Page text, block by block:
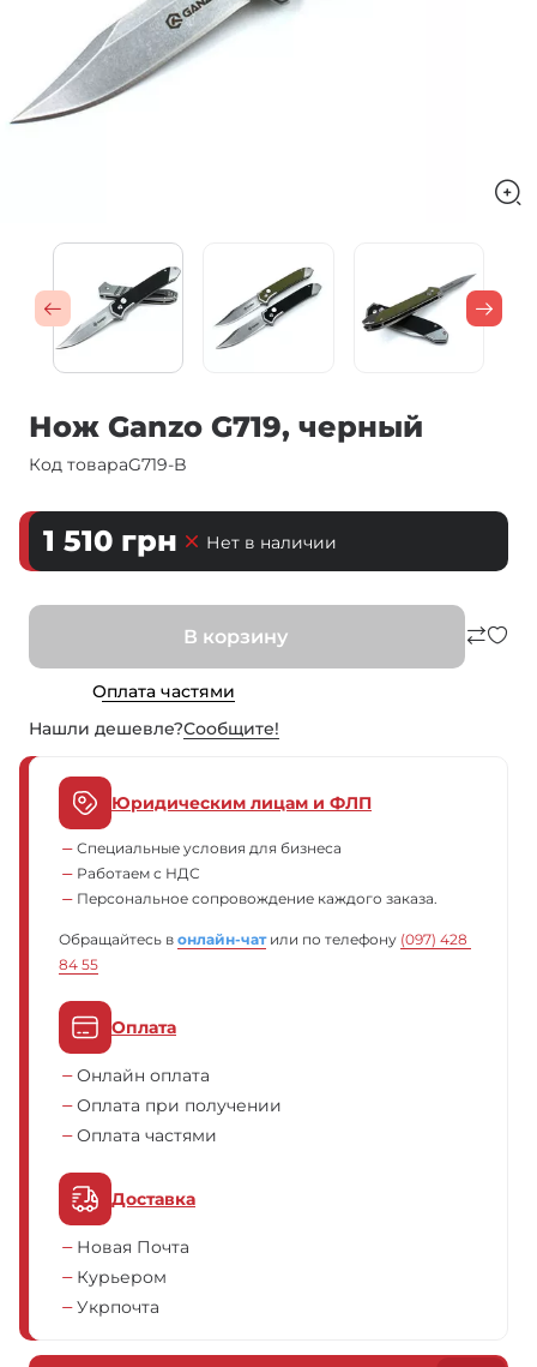
Нож Ganzo G719, черный
Код товараG719-B
1 510 грн Нет в наличии
В корзину
Оплата частями
Нашли дешевле?Сообщите!
Юридическим лицам и ФЛП
Специальные условия для бизнеса
Работаем с НДС
Персональное сопровождение каждого заказа.
Обращайтесь в онлайн-чатили по телефону (097) 428
84 55
Оплата
Онлайн оплата
Оплата при получении
Оплата частями
Доставка
Новая Почта
Курьером
Укрпочта